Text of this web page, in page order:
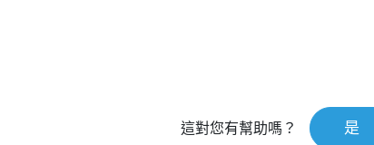
這對您有幫助嗎？ 是